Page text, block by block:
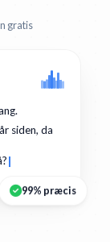
gratis
siden, da
99% præcis